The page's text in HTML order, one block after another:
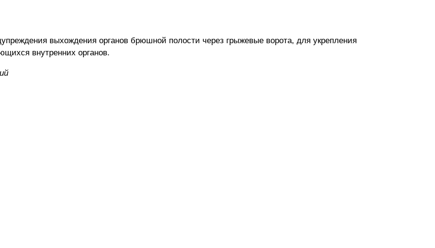
выхождения органов брюшной полости через грыжевые ворота, для укрепления
внутренних органов.